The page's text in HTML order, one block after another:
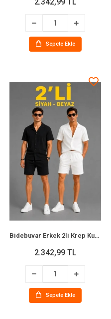
Sepete Ekle
Bidebuvar Erkek 2li Krep Kumaş Cepli Gömlek Şort Takım Kısa Kollu Bağcıklı - Siyah - Beyaz
2.342,99 TL
Sepete Ekle